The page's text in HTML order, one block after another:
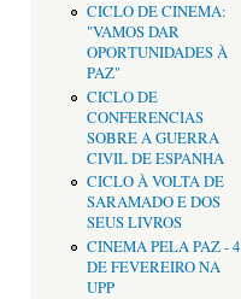
CICLO DE CINEMA:
"VAMOS DAR
OPORTUNIDADES À
PAZ"
CICLO DE
CONFERENCIAS
SOBRE A GUERRA
CIVIL DE ESPANHA
CICLO À VOLTA DE
SARAMADO E DOS
SEUS LIVROS
CINEMA PELA PAZ - 4
DE FEVEREIRO NA
UPP